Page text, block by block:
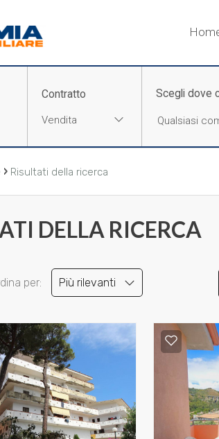
Contratto
Vendita
Scegli dove
› Risultati della ricerca
DELLA RICERCA
per: Più rilevanti